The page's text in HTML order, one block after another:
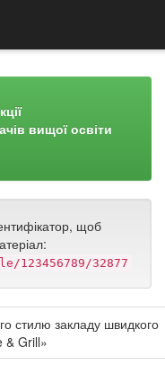
вищої освіти
щоб
123456789/32877
стилю закладу швидкого
& Grill»